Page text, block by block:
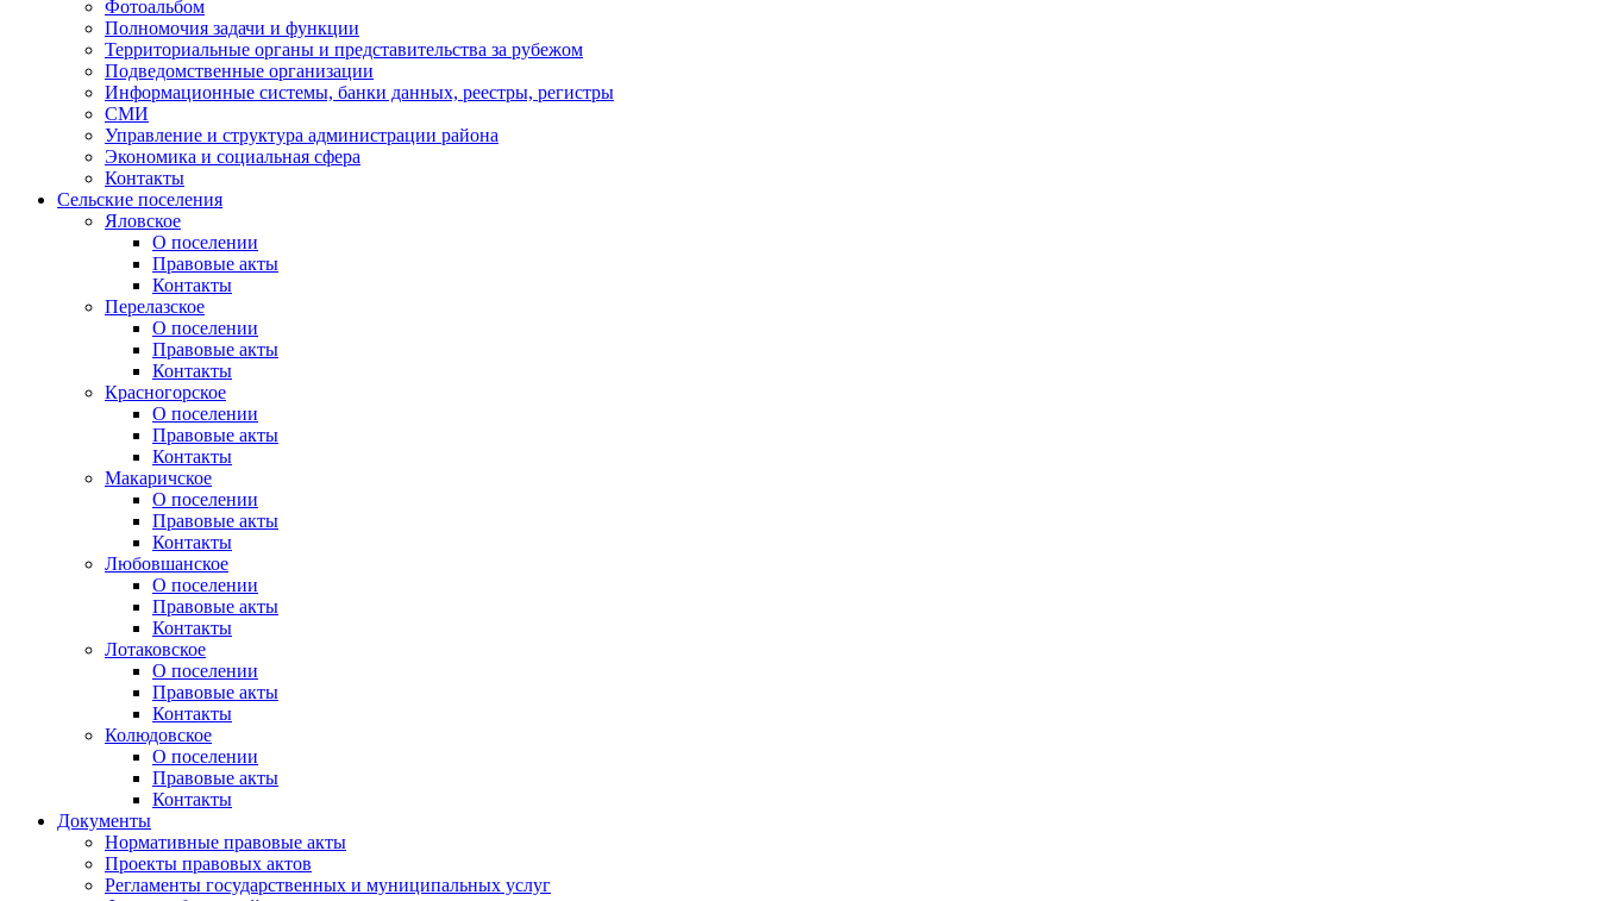
Фотоальбом
Полномочия задачи и функции
Территориальные органы и представительства за рубежом
Подведомственные организации
Информационные системы, банки данных, реестры, регистры
СМИ
Управление и структура администрации района
Экономика и социальная сфера
Контакты
Сельские поселения
Яловское
О поселении
Правовые акты
Контакты
Перелазское
О поселении
Правовые акты
Контакты
Красногорское
О поселении
Правовые акты
Контакты
Макаричское
О поселении
Правовые акты
Контакты
Любовшанское
О поселении
Правовые акты
Контакты
Лотаковское
О поселении
Правовые акты
Контакты
Колюдовское
О поселении
Правовые акты
Контакты
Документы
Нормативные правовые акты
Проекты правовых актов
Регламенты государственных и муниципальных услуг